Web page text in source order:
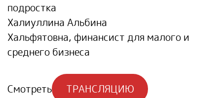
подростка
Халиуллина Альбина
Хальфятовна, финансист для малого и
среднего бизнеса
Смотреть ТРАНСЛЯЦИЮ